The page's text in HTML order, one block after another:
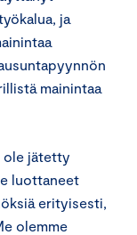
ja
mainintaa
ole jätetty
luottaneet
erityisesti,
olemme